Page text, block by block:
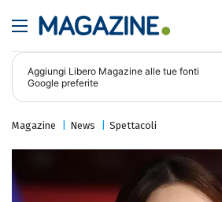
Aggiungi Libero Magazine alle tue fonti
Google preferite
Magazine News Spettacoli